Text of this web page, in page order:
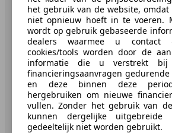
Pers
Disclaimer
Wettelijke rechten
Privacy
Media
Toegankelijkheidsverklaring
het gebruik van de website,
niet opnieuw hoeft in te voeren.
wordt op gebruik gebaseerde
dealers waarmee u contact
cookies/tools worden door de
informatie die u verstrekt
financieringsaanvragen
en deze binnen deze
hergebruiken om nieuwe
vullen. Zonder het gebruik van
kunnen dergelijke
gedeeltelijk niet worden gebruikt.